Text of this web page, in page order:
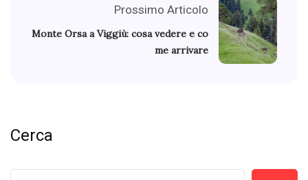
Prossimo Articolo
Monte Orsa a Viggiù: cosa vedere e co
me arrivare
Cerca